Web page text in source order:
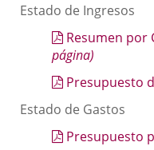
Estado de Ingresos
Resumen por
página)
Presupuesto
Estado de Gastos
Presupuesto